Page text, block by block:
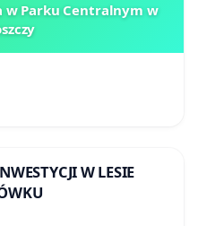
w Parku Centralnym w
W LESIE